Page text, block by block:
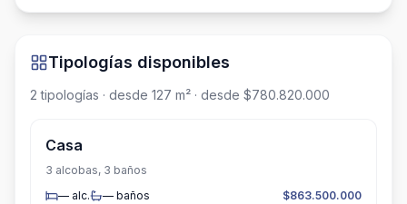
Tipologías disponibles
2 tipologías · desde 127 m² · desde $780.820.000
Casa
3 alcobas, 3 baños
— alc. — baños $863.500.000